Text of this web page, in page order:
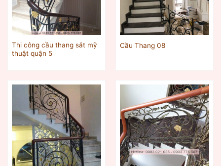
Thi công cầu thang sắt mỹ
thuật quận 5
Cầu Thang 08